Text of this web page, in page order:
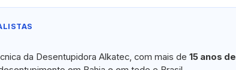
da Desentupidora Alkatec, com mais de15 anos de